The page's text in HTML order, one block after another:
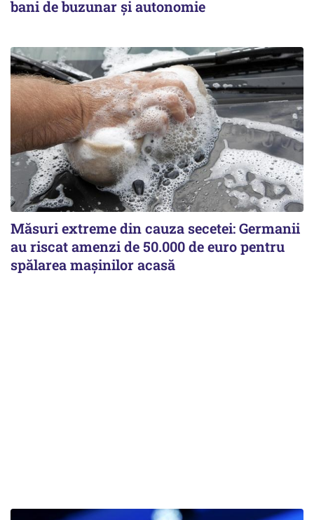
bani de buzunar și autonomie
Măsuri extreme din cauza secetei: Germanii
au riscat amenzi de 50.000 de euro pentru
spălarea mașinilor acasă